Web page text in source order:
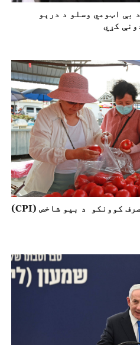
بې اټومي وسلو د درېو
کړي
په تېرې جولای کې د چين د مصرف کوونکو د بيو شاخص (CPI)